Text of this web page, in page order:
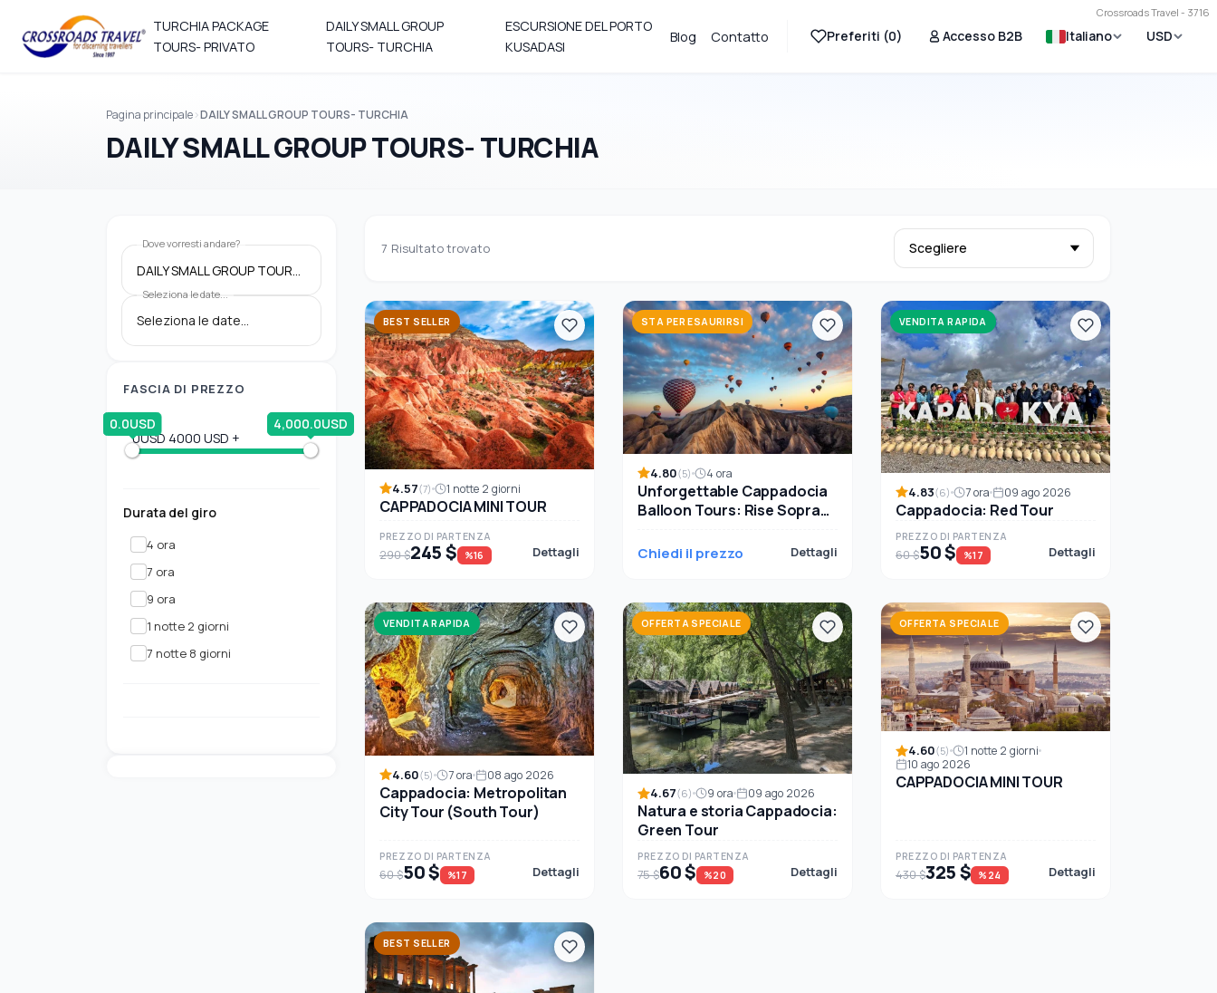
Crossroads Travel - 3716
TURCHIA PACKAGE
TOURS- PRIVATO
DAILY SMALL GROUP
TOURS- TURCHIA
ESCURSIONE DEL PORTO
KUSADASI
Blog Contatto Preferiti (0) Accesso B2B Italiano USD
Pagina principale DAILY SMALL GROUP TOURS- TURCHIA
DAILY SMALL GROUP TOURS- TURCHIA
Dove vorresti andare?
DAILY SMALL GROUP TOURS- TURCHIA
Seleziona le date...
FASCIA DI PREZZO
0USD 4000 USD +
0.0USD 4,000.0USD
Durata del giro
4 ora
7 ora
9 ora
1 notte 2 giorni
7 notte 8 giorni
7 Risultato trovato
BEST SELLER
4.57(7) 1 notte 2 giorni
CAPPADOCIA MINI TOUR
PREZZO DI PARTENZA
290 $245 $ %16 Dettagli
STA PER ESAURIRSI
4.80(5) 4 ora
Unforgettable Cappadocia
Balloon Tours: Rise Sopra
Chiedi il prezzo Dettagli
VENDITA RAPIDA
4.83(6) 7 ora 09 ago 2026
Cappadocia: Red Tour
PREZZO DI PARTENZA
60 $50 $ %17 Dettagli
VENDITA RAPIDA
4.60(5) 7 ora 08 ago 2026
Cappadocia: Metropolitan
City Tour (South Tour)
PREZZO DI PARTENZA
60 $50 $ %17 Dettagli
OFFERTA SPECIALE
4.67(6) 9 ora 09 ago 2026
Natura e storia Cappadocia:
Green Tour
PREZZO DI PARTENZA
75 $60 $ %20 Dettagli
OFFERTA SPECIALE
4.60(5)
1 notte 2 giorni
10 ago 2026
CAPPADOCIA MINI TOUR
PREZZO DI PARTENZA
430 $325 $ %24 Dettagli
BEST SELLER